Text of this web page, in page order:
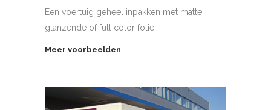
Een voertuig geheel inpakken met matte,
glanzende of full color folie.
Meer voorbeelden